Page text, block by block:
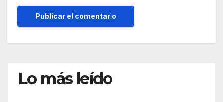
Lo más leído